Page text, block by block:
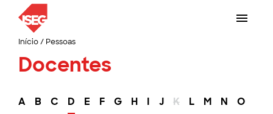
Início/ Pessoas
Docentes
A B C D E F G H I J K L M N O